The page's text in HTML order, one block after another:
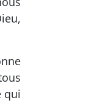
qui